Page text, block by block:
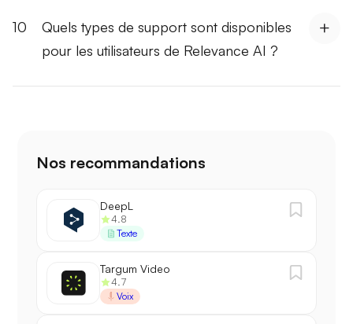
10
Quels types de support sont disponibles
pour les utilisateurs de Relevance AI ?
Nos recommandations
DeepL
4.8
Texte
Targum Video
4.7
Voix